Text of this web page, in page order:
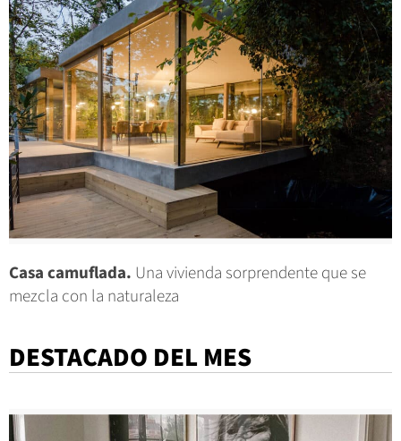
Casa camuflada. Una vivienda sorprendente que se
mezcla con la naturaleza
DESTACADO DEL MES